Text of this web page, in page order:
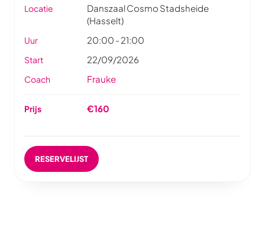
Locatie
Danszaal Cosmo Stadsheide
(Hasselt)
Uur 20:00 - 21:00
Start 22/09/2026
Coach Frauke
Prijs €160
RESERVELIJST